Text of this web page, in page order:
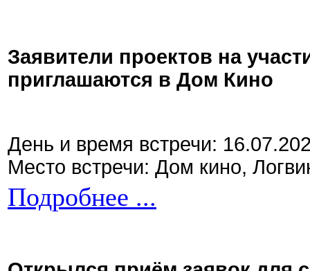
Заявители проектов на
приглашаются в Дом Кино
День и время встречи:
Место встречи: Дом кино,
Подробнее ...